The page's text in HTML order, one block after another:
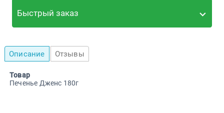
Быстрый заказ
Описание Отзывы
Товар
Печенье Дженс 180г